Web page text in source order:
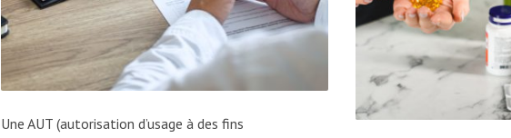
Une AUT (autorisation d’usage à des fins